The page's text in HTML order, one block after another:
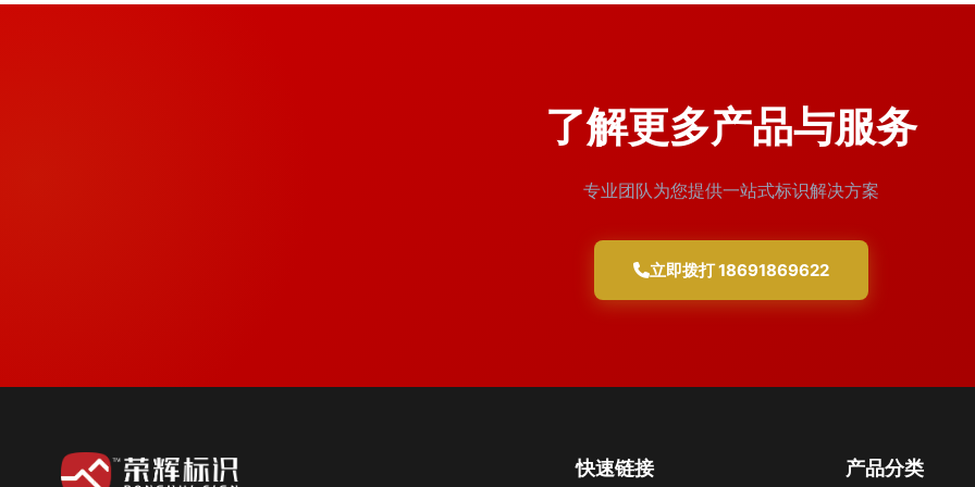
了解更多产品与服务
专业团队为您提供一站式标识解决方案
立即拨打 18691869622
快速链接 产品分类